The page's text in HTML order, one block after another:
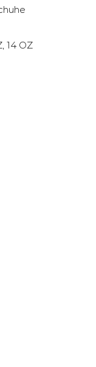
14 OZ